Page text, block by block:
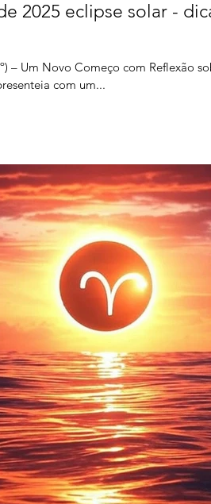
2025 eclipse solar -
– Um Novo Começo com Reflexão
com um...